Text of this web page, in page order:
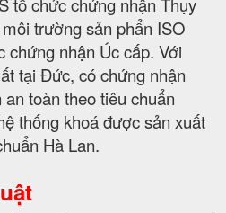
tổ chức chứng nhận Thụy
trường sản phẩn ISO
chứng nhận Úc cấp. Với
tại Đức, có chứng nhận
toàn theo tiêu chuẩn
thống khoá được sản xuất
Hà Lan.